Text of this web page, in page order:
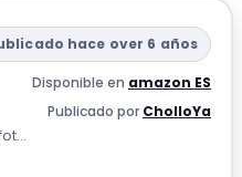
hace over 6 años
Disponible en amazon ES
Publicado por CholloYa